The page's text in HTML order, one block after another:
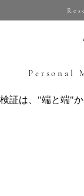
​Personal
検証は、"端と端"か